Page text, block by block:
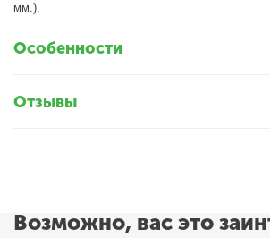
мм.).
Особенности
Отзывы
Возможно, вас это